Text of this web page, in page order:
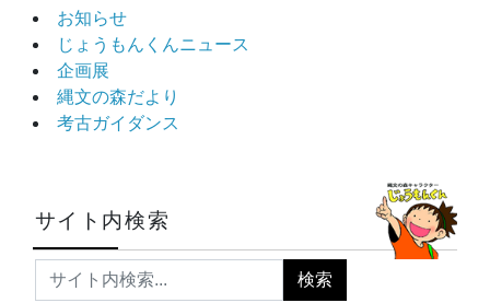
お知らせ
じょうもんくんニュース
企画展
縄文の森だより
考古ガイダンス
サイト内検索